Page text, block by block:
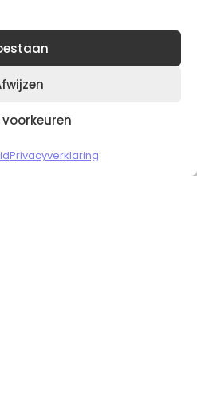
voorkeuren
Privacyverklaring